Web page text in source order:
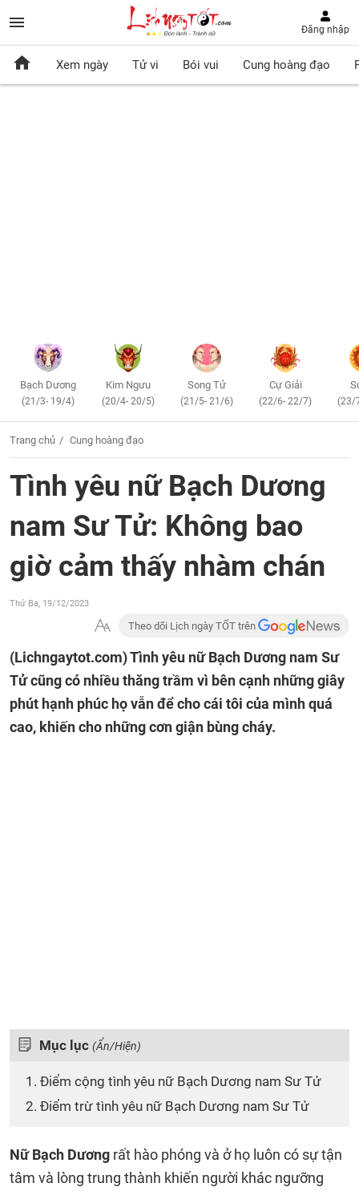
Đăng nhập
Xem ngày Tử vi Bói vui Cung hoàng đạo
Bạch Dương
(21/3- 19/4)
Kim Ngưu
(20/4- 20/5)
Song Tử
(21/5- 21/6)
Cự Giải
(22/6- 22/7) (23/
Trang chủ Cung hoàng đạo
Tình yêu nữ Bạch Dương
nam Sư Tử: Không bao
giờ cảm thấy nhàm chán
Thứ Ba, 19/12/2023
Theo dõi Lịch ngày TỐT trên
(Lichngaytot.com)Tình yêu nữ Bạch Dương nam Sư
Tử cũng có nhiều thăng trầm vì bên cạnh những giây
phút hạnh phúc họ vẫn để cho cái tôi của mình quá
cao, khiến cho những cơn giận bùng cháy.
Mục lục (Ẩn/Hiện)
1. Điểm cộng tình yêu nữ Bạch Dương nam Sư Tử
2. Điểm trừ tình yêu nữ Bạch Dương nam Sư Tử
Nữ Bạch Dương rất hào phóng và ở họ luôn có sự tận
tâm và lòng trung thành khiến người khác ngưỡng